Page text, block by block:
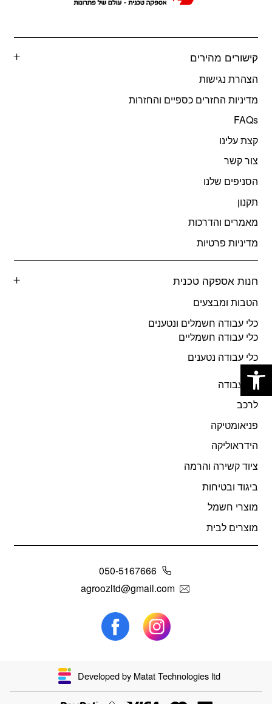
קישורים מהירים
הצהרת נגישות
מדיניות החזרים כספיים והחזרות
FAQs
קצת עלינו
צור קשר
הסניפים שלנו
תקנון
מאמרים והדרכות
מדיניות פרטיות
חנות אספקה טכנית
הטבות ומבצעים
כלי עבודה חשמלים ונטענים
כלי עבודה חשמליים
כלי עבודה נטענים
כלי עבודה
לרכב
פניאומטיקה
הידראוליקה
ציוד קשירה והרמה
ביגוד ובטיחות
מוצרי חשמל
מוצרים לבית
050-5167666
agroozltd@gmail.com
Developed by Matat Technologies ltd
פתח סרגל נגישות